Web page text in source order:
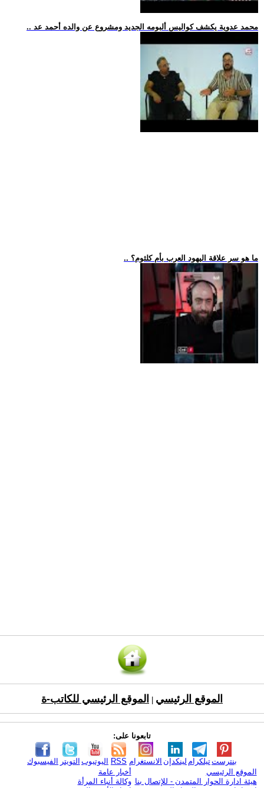
.. محمد عدوية يكشف كواليس ألبومه الجديد ومشروع عن والده أحمد عد
.. ما هو سر علاقة اليهود العرب بأم كلثوم؟
الموقع الرئيسي الموقع الرئيسي للكاتب-ة
تابعونا على:
الفيسبوك التويتر اليوتيوب RSS الانستغرام لينكدإن تيلكرامبنترست
الموقع الرئيسي
هيئة ادارة الحوار المتمدن - للإتصال بنا
أخبار عامة
وكالة أنباء المرأة